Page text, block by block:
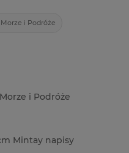
Morze i Podróże
i Podróże
Mintay napisy